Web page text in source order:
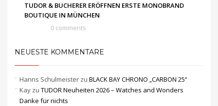
TUDOR & BUCHERER ERÖFFNEN ERSTE MONOBRAND
BOUTIQUE IN MÜNCHEN
0 comments
NEUESTE KOMMENTARE
Hanns Schulmeister zu BLACK BAY CHRONO „CARBON 25“
Kay zu TUDOR Neuheiten 2026 – Watches and Wonders
Danke für nichts